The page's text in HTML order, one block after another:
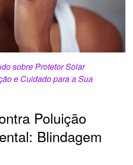
sobre Protetor Solar
e Cuidado para a Sua
Poluição
Blindagem